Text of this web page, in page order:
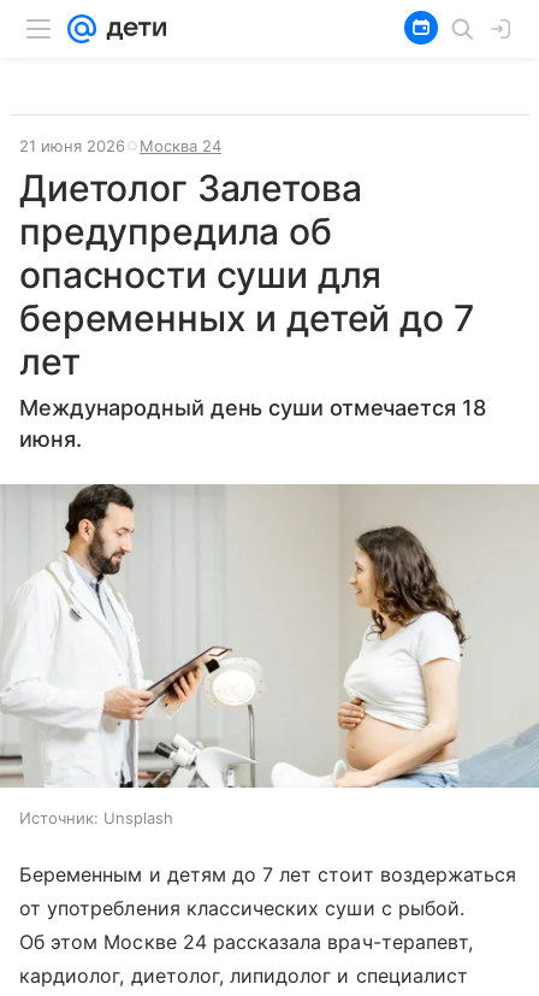
21 июня 2026 Москва 24
Диетолог Залетова
предупредила об
опасности суши для
беременных и детей до 7
лет
Международный день суши отмечается 18
июня.
Источник: Unsplash
Беременным и детям до 7 лет стоит воздержаться
от употребления классических суши с рыбой.
Об этом Москве 24 рассказала врач-терапевт,
кардиолог, диетолог, липидолог и специалист